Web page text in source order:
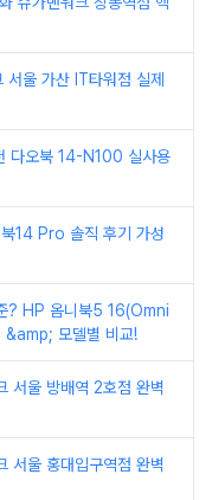
서울 가산 IT타워점 실제
다오북 14-N100 실사용
14 Pro 솔직 후기 가성
? HP 옴니북5 16(Omni
모델별 비교!
서울 방배역 2호점 완벽
서울 홍대입구역점 완벽